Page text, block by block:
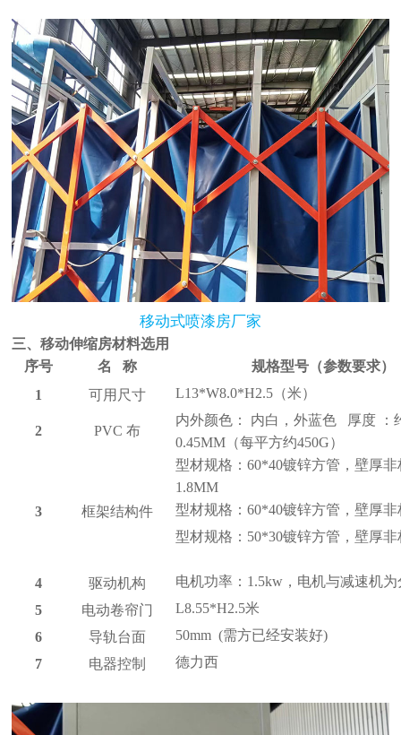
移动式喷漆房厂家
三、移动伸缩房材料选用
序号
名 称
规格型号（参数要求）
1
可用尺寸 L13*W8.0*H2.5 （米）
2 PVC 布
内外颜色： 内白，外蓝色 厚度
：
0.45MM （每平方约450G）
3 框架结构件
型材规格：60*40镀锌方管，壁厚非
1.8MM
型材规格：60*40镀锌方管，壁厚非
型材规格： 50*30镀锌方管，壁厚非
4 驱动机构 电机功率： 1.5kw ， 电机与减速机
5
电动卷帘门
L8.55*H2.5米
6
导轨台面
50mm (需方已经安装好)
7
电器控制 德力西